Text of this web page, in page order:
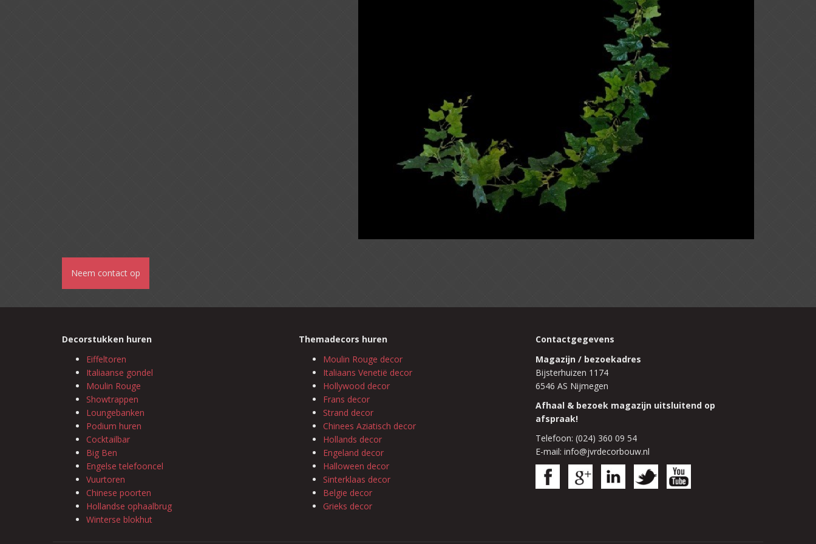
Neem contact op
Decorstukken huren
Eiffeltoren
Italiaanse gondel
Moulin Rouge
Showtrappen
Loungebanken
Podium huren
Cocktailbar
Big Ben
Engelse telefooncel
Vuurtoren
Chinese poorten
Hollandse ophaalbrug
Winterse blokhut
Themadecors huren
Moulin Rouge decor
Italiaans Venetië decor
Hollywood decor
Frans decor
Strand decor
Chinees Aziatisch decor
Hollands decor
Engeland decor
Halloween decor
Sinterklaas decor
Belgie decor
Grieks decor
Contactgegevens
Magazijn / bezoekadres
Bijsterhuizen 1174
6546 AS Nijmegen
Afhaal & bezoek magazijn uitsluitend op
afspraak!
Telefoon: (024) 360 09 54
E-mail: info@jvrdecorbouw.nl